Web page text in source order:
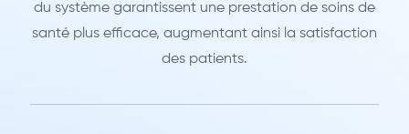
du système garantissent une prestation de soins de
santé plus efficace, augmentant ainsi la satisfaction
des patients.